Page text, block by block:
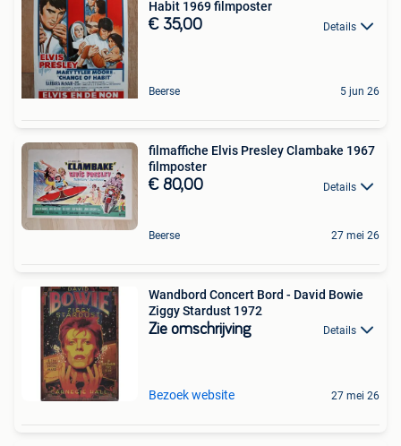
Habit 1969 filmposter
€ 35,00 Details
Beerse 5 jun 26
filmaffiche Elvis Presley Clambake 1967
filmposter
€ 80,00 Details
Beerse 27 mei 26
Wandbord Concert Bord - David Bowie
Ziggy Stardust 1972
Zie omschrijving Details
Bezoek website 27 mei 26